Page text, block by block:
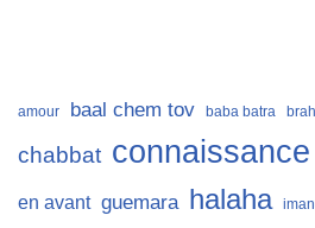
amour baal chem tov baba batra
chabbat
en avant guemara halaha